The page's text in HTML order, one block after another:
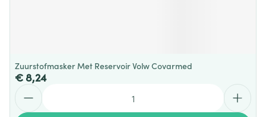
Zuurstofmasker Met Reservoir Volw Covarmed
€ 8,24